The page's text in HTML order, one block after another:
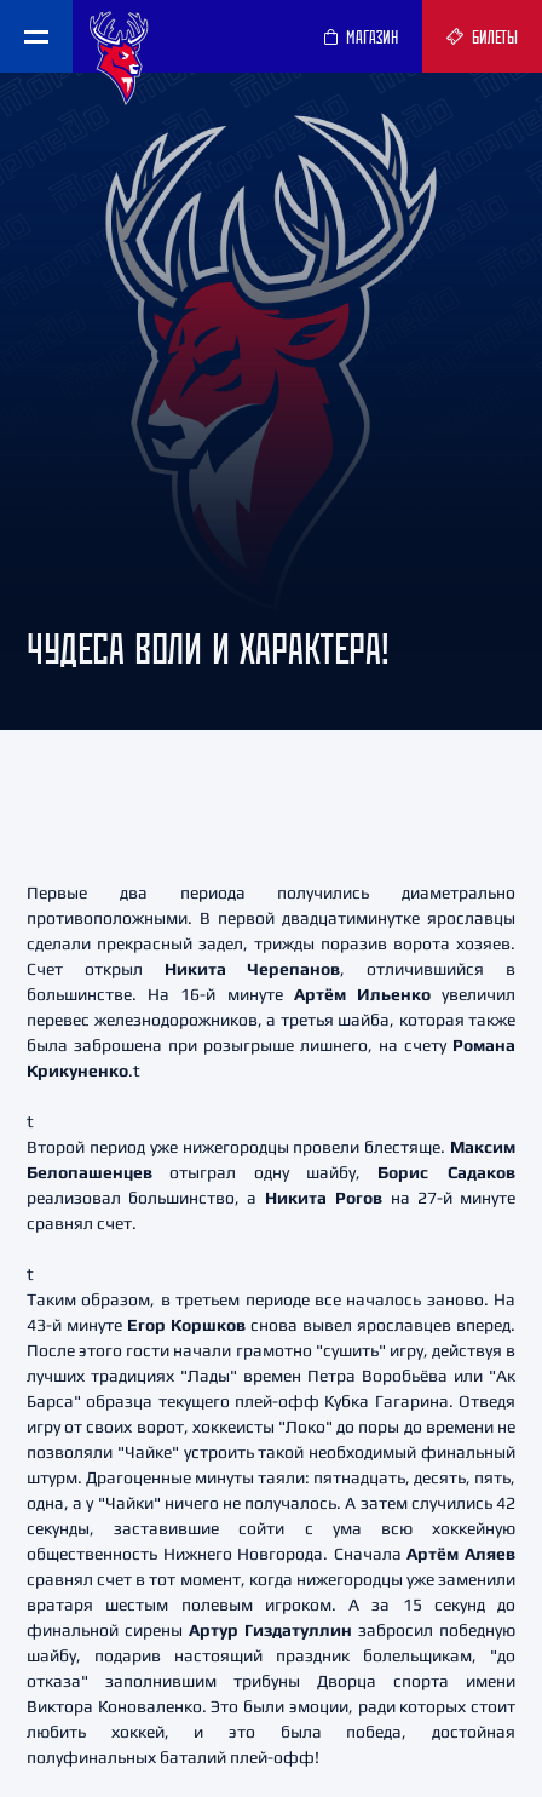
МАГАЗИН БИЛЕТЫ
ЧУДЕСА ВОЛИ И ХАРАКТЕРА!
Первые два периода получились диаметрально
противоположными. В первой двадцатиминутке ярославцы
сделали прекрасный задел, трижды поразив ворота хозяев.
Счет открыл Никита Черепанов, отличившийся в
большинстве. На 16-й минуте Артём Ильенкоувеличил
перевес железнодорожников, а третья шайба, которая также
была заброшена при розыгрыше лишнего, на счету Романа
Крикуненко.t
t
Второй период уже нижегородцы провели блестяще. Максим
Белопашенцев отыграл одну шайбу, Борис Садаков
реализовал большинство, а Никита Рогов на 27-й минуте
сравнял счет.
t
Таким образом, в третьем периоде все началось заново. На
43-й минуте Егор Коршков снова вывел ярославцев вперед.
После этого гости начали грамотно "сушить" игру, действуя в
лучших традициях "Лады" времен Петра Воробьёва или "Ак
Барса" образца текущего плей-офф Кубка Гагарина. Отведя
игру от своих ворот, хоккеисты "Локо" до поры до времени не
позволяли "Чайке" устроить такой необходимый финальный
штурм. Драгоценные минуты таяли: пятнадцать, десять, пять,
одна, а у "Чайки" ничего не получалось. А затем случились 42
секунды, заставившие сойти с ума всю хоккейную
общественность Нижнего Новгорода. СначалаАртём Аляев
сравнял счет в тот момент, когда нижегородцы уже заменили
вратаря шестым полевым игроком. А за 15 секунд до
финальной сирены Артур Гиздатуллин забросил победную
шайбу, подарив настоящий праздник болельщикам, "до
отказа" заполнившим трибуны Дворца спорта имени
Виктора Коноваленко. Это были эмоции, ради которых стоит
любить хоккей, и это была победа, достойная
полуфинальных баталий плей-офф!